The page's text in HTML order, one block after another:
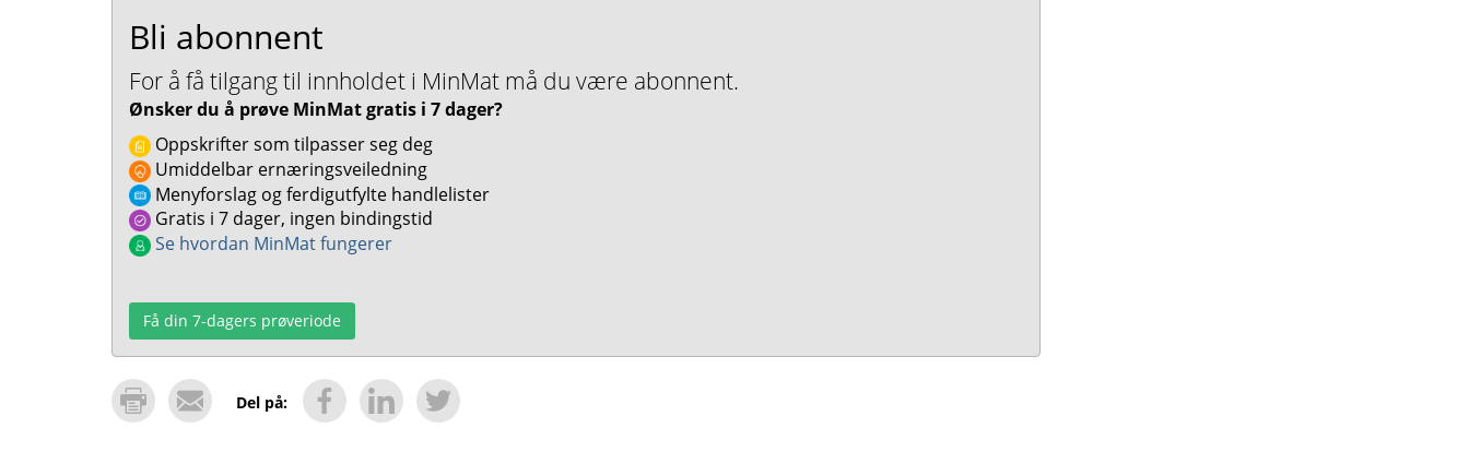
Bli abonnent
For å få tilgang til innholdet i MinMat må du være abonnent.
Ønsker du å prøve MinMat gratis i 7 dager?
Oppskrifter som tilpasser seg deg
Umiddelbar ernæringsveiledning
Menyforslag og ferdigutfylte handlelister
Gratis i 7 dager, ingen bindingstid
Se hvordan MinMat fungerer
Få din 7-dagers prøveriode
Del på: